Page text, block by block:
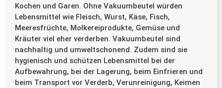
Kochen und Garen. Ohne Vakuumbeutel würden
Lebensmittel wie Fleisch, Wurst, Käse, Fisch,
Meeresfrüchte, Molkereiprodukte, Gemüse und
Kräuter viel eher verderben. Vakuumbeutel sind
nachhaltig und umweltschonend. Zudem sind sie
hygienisch und schützen Lebensmittel bei der
Aufbewahrung, bei der Lagerung, beim Einfrieren und
beim Transport vor Verderb, Verunreinigung, Keimen